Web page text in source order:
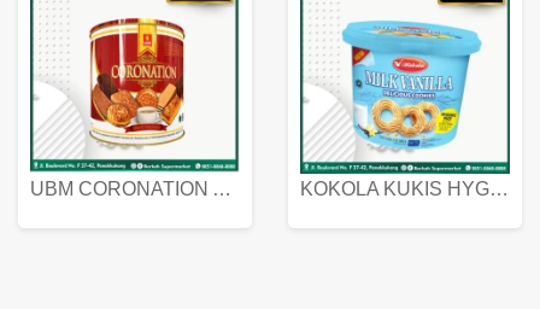
UBM CORONATION ASSORTED BISKUIT KALENG 450 GRAM KOKOLA KUKIS HYGIENIC MILK VANILLA PACK 320 GR